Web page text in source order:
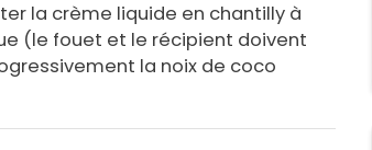
la crème liquide en chantilly à
(le fouet et le récipient doivent
la noix de coco